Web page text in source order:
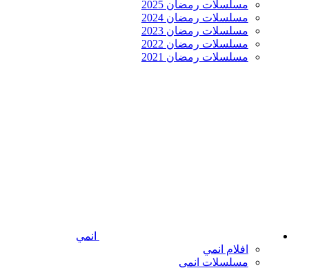
مسلسلات رمضان 2025
مسلسلات رمضان 2024
مسلسلات رمضان 2023
مسلسلات رمضان 2022
مسلسلات رمضان 2021
انمي
افلام انمي
مسلسلات انمي